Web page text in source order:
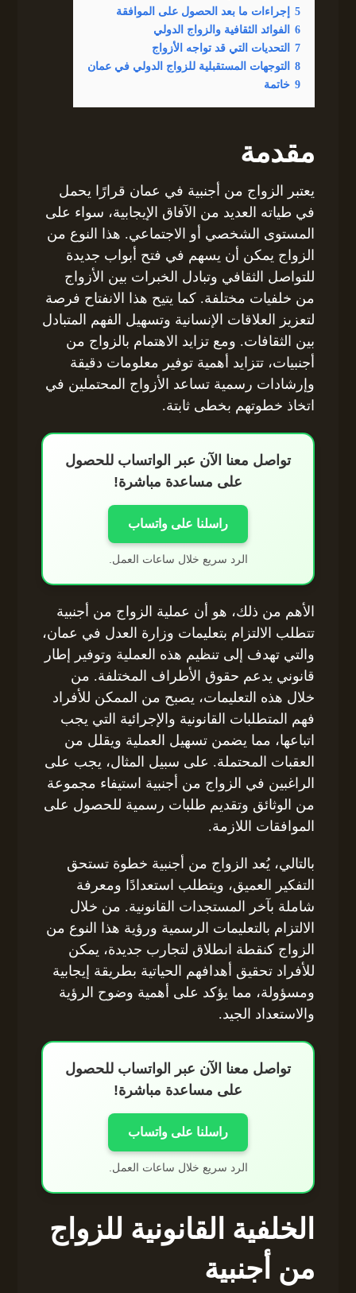
5
إجراءات ما بعد الحصول على الموافقة
6
الفوائد الثقافية والزواج الدولي
7
التحديات التي قد تواجه الأزواج
8
التوجهات المستقبلية للزواج الدولي في عمان
9 خاتمة
مقدمة
يعتبر الزواج من أجنبية في عمان قرارًا يحمل
في طياته العديد من الآفاق الإيجابية، سواء على
المستوى الشخصي أو الاجتماعي. هذا النوع من
الزواج يمكن أن يسهم في فتح أبواب جديدة
للتواصل الثقافي وتبادل الخبرات بين الأزواج
من خلفيات مختلفة. كما يتيح هذا الانفتاح فرصة
لتعزيز العلاقات الإنسانية وتسهيل الفهم المتبادل
بين الثقافات. ومع تزايد الاهتمام بالزواج من
أجنبيات، تتزايد أهمية توفير معلومات دقيقة
وإرشادات رسمية تساعد الأزواج المحتملين في
اتخاذ خطوتهم بخطى ثابتة.
تواصل معنا الآن عبر الواتساب للحصول
على مساعدة مباشرة!
راسلنا على واتساب
الرد سريع خلال ساعات العمل.
الأهم من ذلك، هو أن عملية الزواج من أجنبية
تتطلب الالتزام بتعليمات وزارة العدل في عمان،
والتي تهدف إلى تنظيم هذه العملية وتوفير إطار
قانوني يدعم حقوق الأطراف المختلفة. من
خلال هذه التعليمات، يصبح من الممكن للأفراد
فهم المتطلبات القانونية والإجرائية التي يجب
اتباعها، مما يضمن تسهيل العملية ويقلل من
العقبات المحتملة. على سبيل المثال، يجب على
الراغبين في الزواج من أجنبية استيفاء مجموعة
من الوثائق وتقديم طلبات رسمية للحصول على
الموافقات اللازمة.
بالتالي، يُعد الزواج من أجنبية خطوة تستحق
التفكير العميق، ويتطلب استعدادًا ومعرفة
شاملة بآخر المستجدات القانونية. من خلال
الالتزام بالتعليمات الرسمية ورؤية هذا النوع من
الزواج كنقطة انطلاق لتجارب جديدة، يمكن
للأفراد تحقيق أهدافهم الحياتية بطريقة إيجابية
ومسؤولة، مما يؤكد على أهمية وضوح الرؤية
والاستعداد الجيد.
تواصل معنا الآن عبر الواتساب للحصول
على مساعدة مباشرة!
راسلنا على واتساب
الرد سريع خلال ساعات العمل.
الخلفية القانونية للزواج
من أجنبية